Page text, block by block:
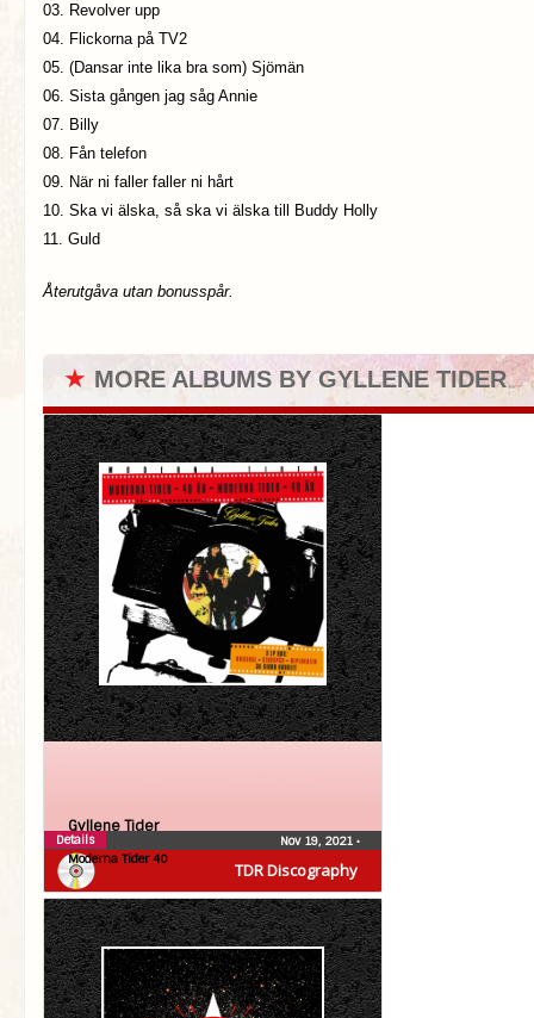
03. Revolver upp
04. Flickorna på TV2
05. (Dansar inte lika bra som) Sjömän
06. Sista gången jag såg Annie
07. Billy
08. Fån telefon
09. När ni faller faller ni hårt
10. Ska vi älska, så ska vi älska till Buddy Holly
11. Guld
Återutgåva utan bonusspår.
★ MORE ALBUMS BY GYLLENE TIDER
TDR Discography
Gyllene Tider
Moderna Tider 40
Nov 19, 2021 •
Details